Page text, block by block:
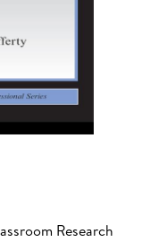
Research